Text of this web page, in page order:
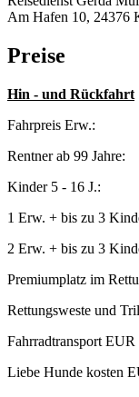
Am Hafen 10, 24376
Preise
Hin - und Rückfahrt
Fahrpreis Erw.:
Rentner ab 99
Kinder 5 - 16 J.:
1 Erw. + bis zu 3
2 Erw. + bis zu 3
Premiumplatz im
Rettungsweste und
Fahrradtransport EUR
Liebe Hunde kosten